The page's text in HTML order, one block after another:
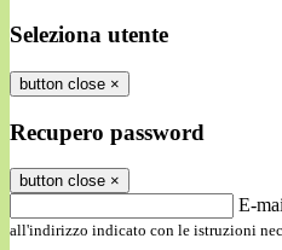
Seleziona utente
button close ×
Recupero password
button close ×
E-
all'indirizzo indicato con le istruzioni